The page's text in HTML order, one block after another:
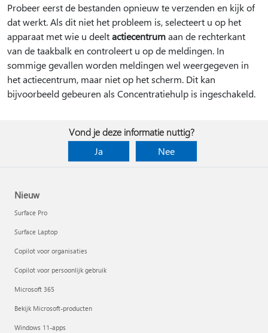
Probeer eerst de bestanden opnieuw te verzenden en kijk of
dat werkt. Als dit niet het probleem is, selecteert u op het
apparaat met wie u deeltactiecentrumaan de rechterkant
van de taakbalk en controleert u op de meldingen. In
sommige gevallen worden meldingen wel weergegeven in
het actiecentrum, maar niet op het scherm. Dit kan
bijvoorbeeld gebeuren als Concentratiehulp is ingeschakeld.
Vond je deze informatie nuttig?
Ja
Nee
Nieuw
Surface Pro
Surface Laptop
Copilot voor organisaties
Copilot voor persoonlijk gebruik
Microsoft 365
Bekijk Microsoft-producten
Windows 11-apps